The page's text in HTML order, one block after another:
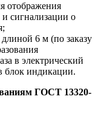
отображения
и сигнализации о
6 м (по заказу
в электрический
блок индикации.
ГОСТ 13320-